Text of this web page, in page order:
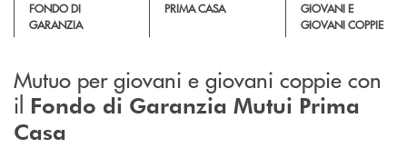
FONDO DI
GARANZIA
PRIMA CASA
GIOVANI E
GIOVANI COPPIE
Mutuo per giovani e giovani coppie con
il Fondo di Garanzia Mutui Prima
Casa